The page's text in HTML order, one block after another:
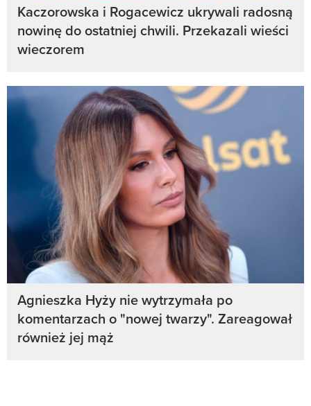
Kaczorowska i Rogacewicz ukrywali radosną
nowinę do ostatniej chwili. Przekazali wieści
wieczorem
Agnieszka Hyży nie wytrzymała po
komentarzach o "nowej twarzy". Zareagował
również jej mąż